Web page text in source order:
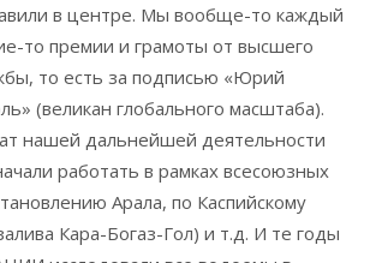
в центре. Мы вообще-то каждый
то премии и грамоты от высшего
то есть за подписью «Юрий
(великан глобального масштаба).
нашей дальнейшей деятельности
работать в рамках всесоюзных
Арала, по Каспийскому
Кара-Богаз-Гол) и т.д. И те годы